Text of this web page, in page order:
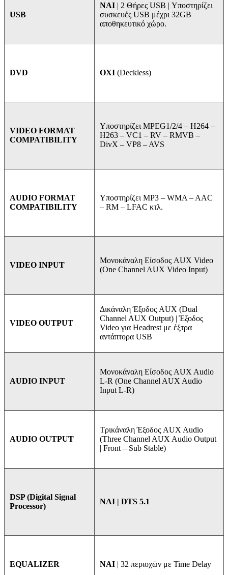
USB
ΝΑΙ | 2 Θήρες USB | Υποστηρίζει
συσκευές USB μέχρι 32GB
αποθηκευτικό χώρο.
DVD ΟΧΙ (Deckless)
VIDEO FORMAT
COMPATIBILITY
Υποστηρίζει MPEG1/2/4 – H264 –
H263 – VC1 – RV – RMVB –
DivX – VP8 – AVS
AUDIO FORMAT
COMPATIBILITY
Υποστηρίζει MP3 – WMA – AAC
– RM – LFAC κτλ.
VIDEO INPUT
Μονοκάναλη Είσοδος AUX Video
(One Channel AUX Video Input)
VIDEO OUTPUT
Δικάναλη Έξοδος AUX (Dual
Channel AUX Output) | Έξοδος
Video για Headrest με έξτρα
αντάπτορα USB
AUDIO INPUT
Μονοκάναλη Είσοδος AUX Audio
L-R (One Channel AUX Audio
Input L-R)
AUDIO OUTPUT
Τρικάναλη Έξοδος AUX Audio
(Three Channel AUX Audio Output
| Front – Sub Stable)
DSP (Digital Signal
Processor)
ΝΑΙ | DTS 5.1
EQUALIZER NAI | 32 περιοχών με Time Delay